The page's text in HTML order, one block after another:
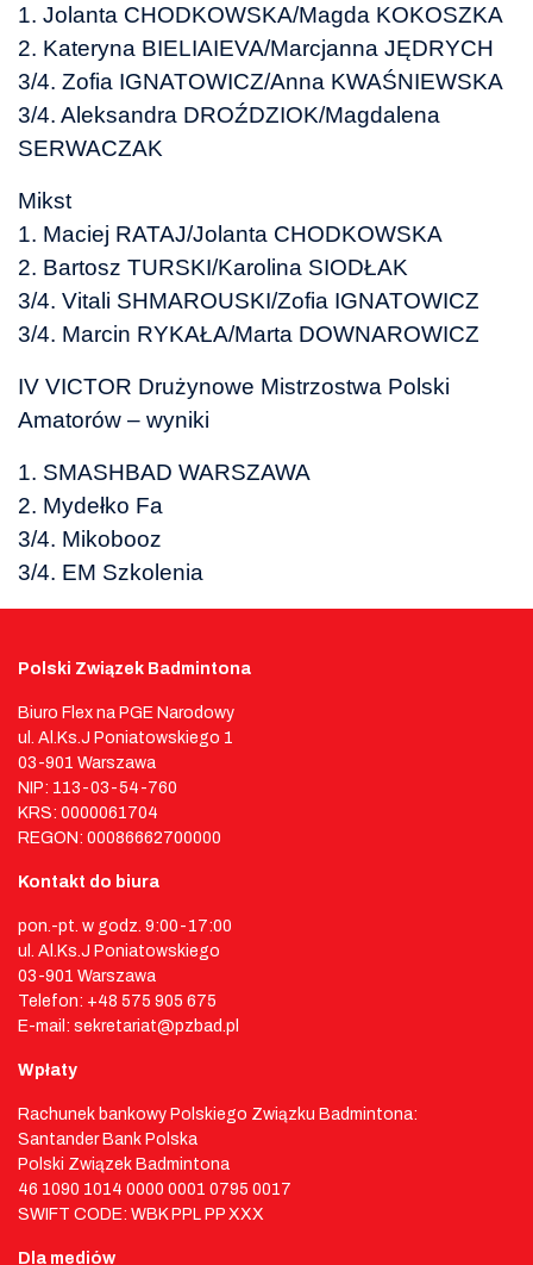
1. Jolanta CHODKOWSKA/Magda KOKOSZKA
2. Kateryna BIELIAIEVA/Marcjanna JĘDRYCH
3/4. Zofia IGNATOWICZ/Anna KWAŚNIEWSKA
3/4. Aleksandra DROŹDZIOK/Magdalena
SERWACZAK
Mikst
1. Maciej RATAJ/Jolanta CHODKOWSKA
2. Bartosz TURSKI/Karolina SIODŁAK
3/4. Vitali SHMAROUSKI/Zofia IGNATOWICZ
3/4. Marcin RYKAŁA/Marta DOWNAROWICZ
IV VICTOR Drużynowe Mistrzostwa Polski
Amatorów – wyniki
1. SMASHBAD WARSZAWA
2. Mydełko Fa
3/4. Mikobooz
3/4. EM Szkolenia
Polski Związek Badmintona
Biuro Flex na PGE Narodowy
ul. Al.Ks.J Poniatowskiego 1
03-901 Warszawa
NIP: 113-03-54-760
KRS: 0000061704
REGON: 00086662700000
Kontakt do biura
pon.-pt. w godz. 9:00-17:00
ul. Al.Ks.J Poniatowskiego
03-901 Warszawa
Telefon: +48 575 905 675
E-mail: sekretariat@pzbad.pl
Wpłaty
Rachunek bankowy Polskiego Związku Badmintona:
Santander Bank Polska
Polski Związek Badmintona
46 1090 1014 0000 0001 0795 0017
SWIFT CODE: WBK PPL PP XXX
Dla mediów